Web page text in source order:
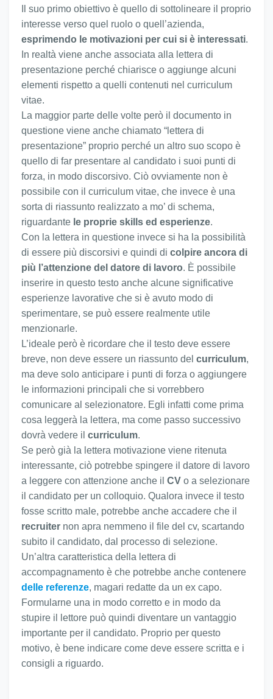
Il suo primo obiettivo è quello di sottolineare il proprio
interesse verso quel ruolo o quell’azienda,
esprimendo le motivazioni per cui si è interessati.
In realtà viene anche associata alla lettera di
presentazione perché chiarisce o aggiunge alcuni
elementi rispetto a quelli contenuti nel curriculum
vitae.
La maggior parte delle volte però il documento in
questione viene anche chiamato “lettera di
presentazione” proprio perché un altro suo scopo è
quello di far presentare al candidato i suoi punti di
forza, in modo discorsivo. Ciò ovviamente non è
possibile con il curriculum vitae, che invece è una
sorta di riassunto realizzato a mo’ di schema,
riguardante le proprie skills ed esperienze.
Con la lettera in questione invece si ha la possibilità
di essere più discorsivi e quindi di colpire ancora di
più l’attenzione del datore di lavoro. È possibile
inserire in questo testo anche alcune significative
esperienze lavorative che si è avuto modo di
sperimentare, se può essere realmente utile
menzionarle.
L’ideale però è ricordare che il testo deve essere
breve, non deve essere un riassunto del curriculum,
ma deve solo anticipare i punti di forza o aggiungere
le informazioni principali che si vorrebbero
comunicare al selezionatore. Egli infatti come prima
cosa leggerà la lettera, ma come passo successivo
dovrà vedere il curriculum.
Se però già la lettera motivazione viene ritenuta
interessante, ciò potrebbe spingere il datore di lavoro
a leggere con attenzione anche il CV o a selezionare
il candidato per un colloquio. Qualora invece il testo
fosse scritto male, potrebbe anche accadere che il
recruiter non apra nemmeno il file del cv, scartando
subito il candidato, dal processo di selezione.
Un’altra caratteristica della lettera di
accompagnamento è che potrebbe anche contenere
delle referenze, magari redatte da un ex capo.
Formularne una in modo corretto e in modo da
stupire il lettore può quindi diventare un vantaggio
importante per il candidato. Proprio per questo
motivo, è bene indicare come deve essere scritta e i
consigli a riguardo.